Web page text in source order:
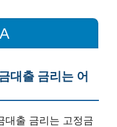
대출 금리는 어
대출 금리는 고정금